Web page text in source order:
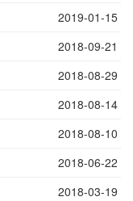
2019-01-15
2018-09-21
2018-08-29
2018-08-14
2018-08-10
2018-06-22
2018-03-19